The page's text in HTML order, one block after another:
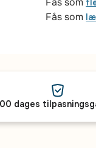
Fås som
dages